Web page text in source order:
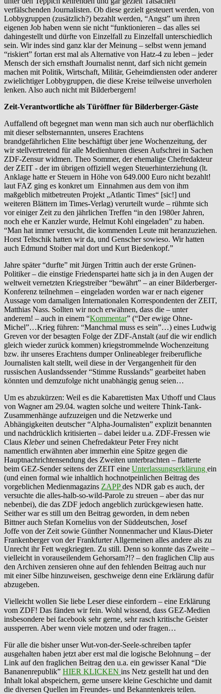
verfälschenden Journalisten. Ob diese gezielt gesteuert werden, von
Lobbygruppen (zusätzlich?) bezahlt werden, “Angst” um ihren
eigenen Job haben wenn sie nicht “funktionieren – das alles sei
dahingestellt und dürfte von Einzelfall zu Einzelfall unterschiedlich
sein. Wir indes sind ganz klar der Meinung – selbst wenn jemand
“riskiert” fortan erst mal als Alternative von Hatz-4 zu leben – jeder
Mensch der sich ernsthaft Journalist nennt, darf sich nicht gemein
machen mit Politik, Wirtschaft, Militär, Geheimdiensten oder anderer
zwielichtiger Lobbygruppen, die diese Kreise teilweise unverholen
lenken. Also auch nicht mit Bilderbergern!
Zeit-Verantwortliche als Türöffner für Bilderberger-Gäste
Auffallend oft begegnet man wenn man sich auch nur oberflächlich
mit dieser selbsternannten, unseres Erachtens
brandgefährlichen Elite beschäftigt über jene Wochenzeitung, der
wir stellvertretend für alle Medienhuren diesen Aufschrei in Sachen
ZDF-Zensur widmen. Theo Sommer, der ehemalige Chefredakteur
der ZEIT - der im übrigen offiziell wegen Steuerhinterziehung (lt.
Anklage hatte er Steuern in Höhe von 649.000 Euro nicht bezahlt!
laut FAZ ging es konkret um Einnahmen aus dem von ihm
maßgeblich mitbetreuten Projekt „Atlantic Times“ [sic!] und
weiteren Blättern im Times-Verlag) verurteilt wurde – rühmte sich
vor einiger Zeit zu den jährlichen Treffen “in den 1980er Jahren,
noch ehe er Kanzler wurde, Helmut Kohl eingeladen” zu haben.
“Man hat immer versucht, die kommenden Leute mit heranzuziehen.
Horst Teltschik hatten wir da, und Genscher sowieso. Wir hatten
auch Edmund Stoiber mal dort und Kurt Biedenkopf.”
Jahre später “durfte” mit Jürgen Trittin auch der erste Grünen-
Politiker – die einstige Friedenspartei hatte sich ja in den Augen der
weltweit vernetzten Kriegstreiber “bewährt” – an einer Bilderberger-
Konferenz teilnehmen – eingeladen worden war er nach eigener
Aussage vom damaligen Internationalen Korrespondenten der ZEIT,
Matthias Nass. Sollten wir noch erwähnen, dass die – unter
anderem! – auch in einem “Kommentar” (“Der ewige Ohne-
Michel”…Krieg führen: “Manchmal muss es sein”…) eines Ludwig
Greven vor der besagten Folge der ZDF-Anstalt (auf die wir endlich
gleich wieder zurück kommen) kriegstrommelnde Wochenzeitung
bzw. ihr unseres Erachtens dumper Onlineableger freiberufliche
Journalisten kalt stellt, weil diese in der Vergangenheit für den
russischen Auslandssender “Stimme Russlands” gearbeitet haben
könnten und demzufolge nicht unabhängig genug seien…
Um es abzukürzen: Weil es die Kabarettisten Max Uthoff und Claus
von Wagner am 29.04. wagten solche und weitere Think-Tank-
Zusammenhänge aufzuzeigen und die Netzwerke und
Abhängigkeiten deutscher “Alpha-Journalisten” explizit benannten
und nachdrücklich kritisierten – dabei leider u.a. ZDF-Fressen wie
Claus Kleberund seinen Chefredakteur Peter Frey nicht
namentlich erwähnten aber immerhin eine Spitze gegen die
Hauptnachrichtensendung des Zweiten unterbrachten – flatterte
beim GEZ-Sender seitens der ZEIT eine Unterlassungserklärung ein
(und einen formal wie inhaltlich hochnotpeinlichen Beitrag des
vorgeblichen Medienmagazins ZAPPdes NDR gab es auch, der
versuchte die alles-halb-so-wild-Parole zu streuen – aber das nur
nebenbei), die das ZDF jedoch angeblich zurückgewiesen hatte.
Seither war es still um den Beitrag geworden, in dem neben
Bittner auch Stefan Kornelius von der Süddeutschen, Josef
Joffe von der Zeit sowie Günther Nonnenmacher und Klaus-Dieter
Frankenberger von der Frankfurter Allgemeinen alles andere als zu
Unrecht ihr Fett wegkriegten. Zu still. Denn so konnte das Zweite –
vielleicht in vorauseilendem Gehorsam?!? – den fraglichen Clip aus
den Archiven zensieren ohne auf den fehlenden Beitrag auch nur
mit einer Silbe hinzuweisen, geschweige denn eine Erklärung dafür
abzugeben.
Vielleicht wollen Sie liebe Leser diese einfordern – eine Erklärung
vom ZDF! Das fänden wir fein. Wohl wissend, dass GEZ-Medien
insbesondere bei facebook sehr gerne, sehr rasch kritische Geister
aussperren. Aber wenn viele motzen und oder fragen…
Für alle die bisher unser Wut-von-der-Seele-schreiben tapfer
ausgehalten haben jetzt aber erst mal die logische Belohnung – der
Link auf den fraglichen Beitrag den u.a. ein gewisser Kanal “Die
Bananenrepublik” HIER KLICKEN ins Netz gestellt hat und den
Inhalt lokal abspeichern, gerne unsere kleine Geschichte und damit
die diversen Quellen im Freundes- und Bekanntenkreis teilen.